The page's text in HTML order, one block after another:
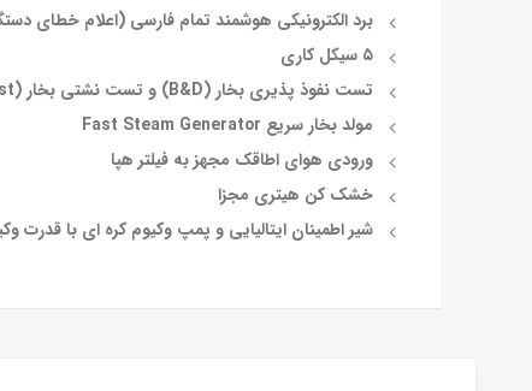
برد الکترونیکی هوشمند تمام فارسی (اعلام خطای
۵ سیکل کاری
تست نفوذ پذیری بخار (B&D) و تست نشتی بخار (Vacuum Test)
مولد بخار سریع Fast Steam Generator
ورودی هوای اطاقک مجهز به فیلتر هپا
خشک کن هیتری مجزا
شیر اطمینان ایتالیایی و پمپ وکیوم کره ای با قدرت وکیوم